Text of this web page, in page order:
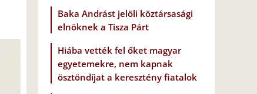
Baka Andrást jelöli köztársasági
elnöknek a Tisza Párt
Hiába vették fel őket magyar
egyetemekre, nem kapnak
ösztöndíjat a keresztény fiatalok